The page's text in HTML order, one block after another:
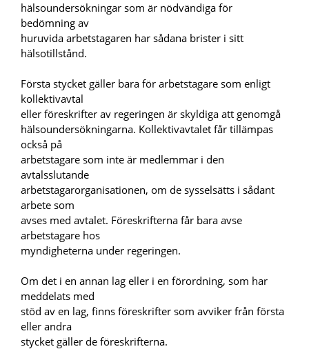
hälsoundersökningar som är nödvändiga för
bedömning av
huruvida arbetstagaren har sådana brister i sitt
hälsotillstånd.
Första stycket gäller bara för arbetstagare som enligt
kollektivavtal
eller föreskrifter av regeringen är skyldiga att genomgå
hälsoundersökningarna. Kollektivavtalet får tillämpas
också på
arbetstagare som inte är medlemmar i den
avtalsslutande
arbetstagarorganisationen, om de sysselsätts i sådant
arbete som
avses med avtalet. Föreskrifterna får bara avse
arbetstagare hos
myndigheterna under regeringen.
Om det i en annan lag eller i en förordning, som har
meddelats med
stöd av en lag, finns föreskrifter som avviker från första
eller andra
stycket gäller de föreskrifterna.